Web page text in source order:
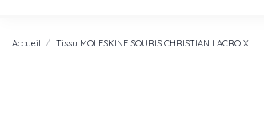
Accueil Tissu MOLESKINE SOURIS CHRISTIAN LACROIX